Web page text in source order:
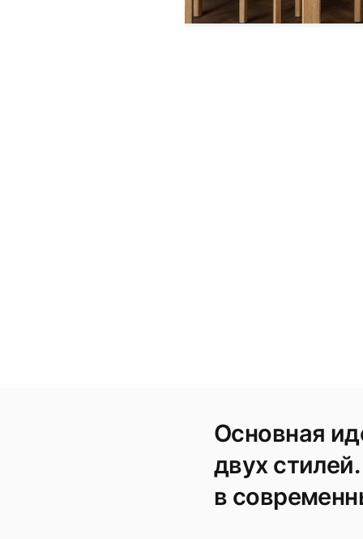
Основная
двух
в